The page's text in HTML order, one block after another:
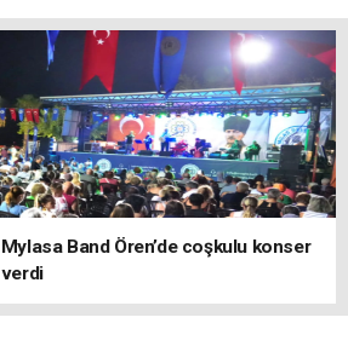
Mylasa Band Ören’de coşkulu konser
verdi